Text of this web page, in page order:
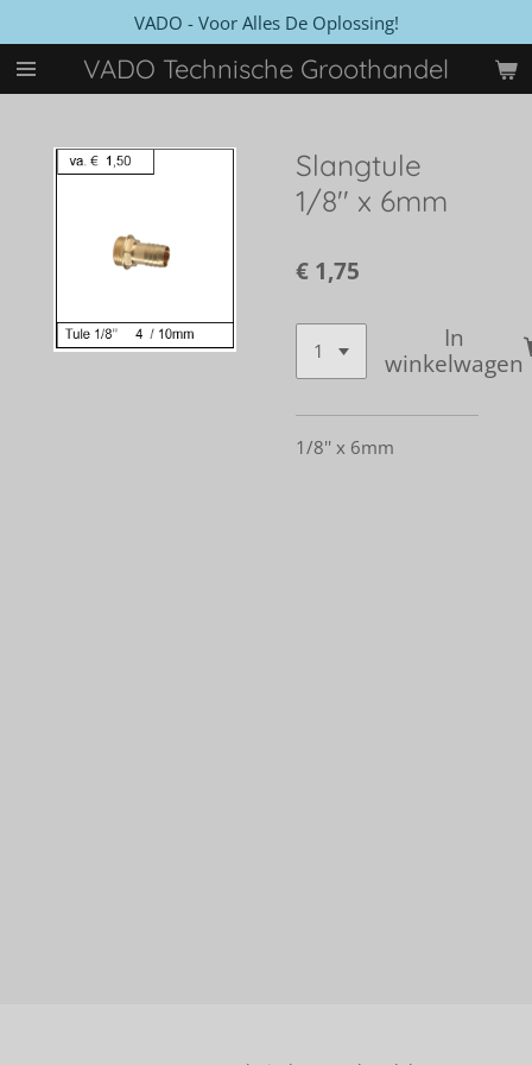
direct
naar
VADO Technische Groothandel
VADO - Voor Alles De Oplossing!
Slangtule
1/8'' x 6mm
€ 1,75
In
winkelwagen
1/8'' x 6mm